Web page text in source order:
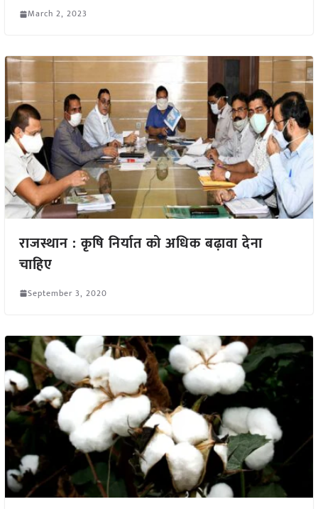
March 2, 2023
राजस्थान : कृषि निर्यात को अधिक बढ़ावा देना
चाहिए
September 3, 2020